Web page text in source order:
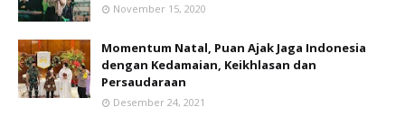
November 15, 2020
Momentum Natal, Puan Ajak Jaga Indonesia
dengan Kedamaian, Keikhlasan dan
Persaudaraan
Desember 24, 2021